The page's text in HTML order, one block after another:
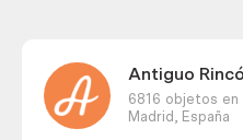
Antiguo
6816 objetos en
Madrid,
España